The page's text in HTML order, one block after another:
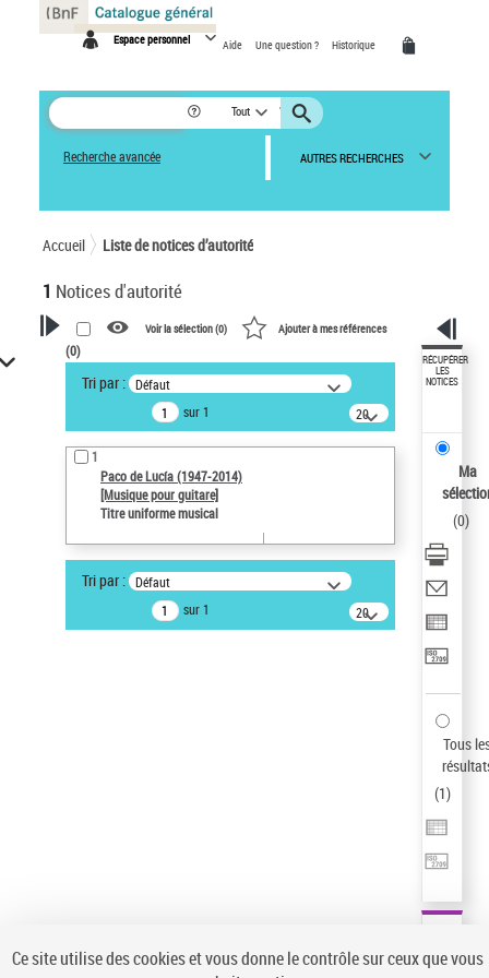
Espace personnel Aide Une question ? Historique
Tout
Recherche avancée AUTRES RECHERCHES
Accueil Liste de notices d’autorité
1 Notices d'autorité
VOTRE RECHERCHE
Recherche avancée dans les
notices d’autorité
Œuvres liées à l'auteur :
Paco de Lucía (1947-2014)
Type de notice d'autorité
Auteur d’œuvre
Paco de Lucía (1947-2014)
Sauvegarder votre recherche
Voir la sélection (0) Ajouter à mes références
(0)
Tri par : Défaut
sur 1
20
résultats/page
1
Paco de Lucía (1947-2014)
[Musique pour guitare]
Titre uniforme musical
Tri par : Défaut
sur 1
20
résultats/page
RÉCUPÉRER
LES
NOTICES
Ma
(0)
Tous
(1)
Panneau de gestion des cookies
Ce site utilise des cookies et vous donne le contrôle sur ceux que vous